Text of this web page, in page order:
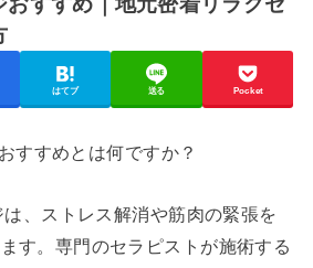
はてブ 送る Pocket
すすめとは何ですか？
、ストレス解消や筋肉の緊張を
す。専門のセラピストが施術する